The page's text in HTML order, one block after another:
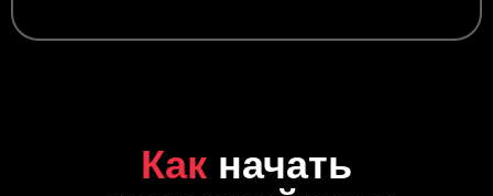
Как начать